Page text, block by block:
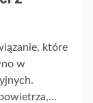
które
w